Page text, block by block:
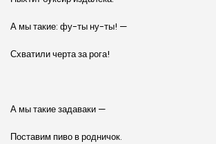
А мы такие: фу-ты ну-ты! —
Схватили черта за рога!
А мы такие задаваки —
Поставим пиво в родничок.